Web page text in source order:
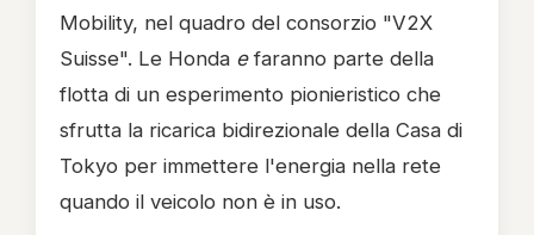
Mobility, nel quadro del consorzio "V2X
Suisse". Le Honda efaranno parte della
flotta di un esperimento pionieristico che
sfrutta la ricarica bidirezionale della Casa di
Tokyo per immettere l'energia nella rete
quando il veicolo non è in uso.